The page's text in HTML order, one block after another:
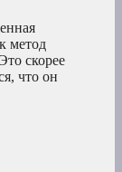
метод
скорее
что он